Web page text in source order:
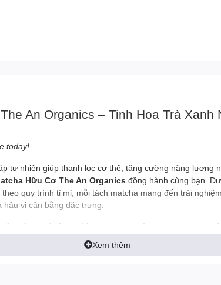
An Organics – Tinh Hoa Trà Xanh
today!
tự nhiên giúp thanh lọc cơ thể, tăng cường năng lượng
Hữu Cơ The An Organics đồng hành cùng bạn.
quy trình tỉ mỉ, mỗi tách matcha mang đến trải
vị cân bằng đặc trưng.
Mỉ – Khác Biệt Trong Từng Ngụm Trà
siêu mịn với phẩm vị cao cấp,The An Organics
Xem thêm